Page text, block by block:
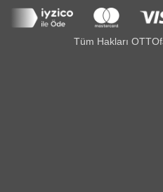
Tüm Hakları